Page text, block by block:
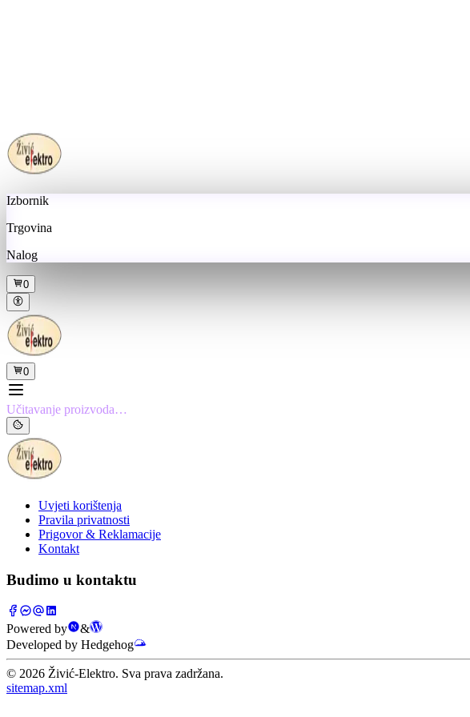
Izbornik
Trgovina
Nalog
0
0
Učitavanje proizvoda…
Uvjeti korištenja
Pravila privatnosti
Prigovor & Reklamacije
Kontakt
Budimo u kontaktu
Powered by
&
Developed by Hedgehog
© 2026 Živić-Elektro. Sva prava zadržana.
sitemap.xml